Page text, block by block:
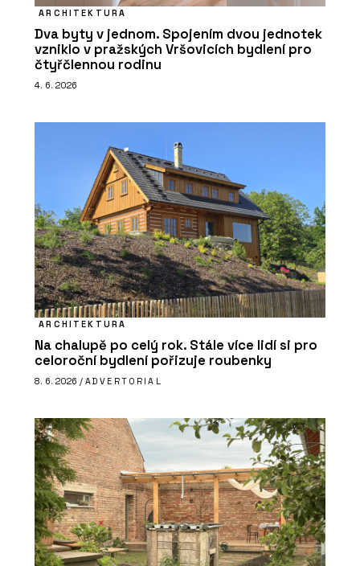
ARCHITEKTURA
Dva byty v jednom. Spojením dvou jednotek
vzniklo v pražských Vršovicích bydlení pro
čtyřčlennou rodinu
4. 6. 2026
ARCHITEKTURA
Na chalupě po celý rok. Stále více lidí si pro
celoroční bydlení pořizuje roubenky
8. 6. 2026 / ADVERTORIAL